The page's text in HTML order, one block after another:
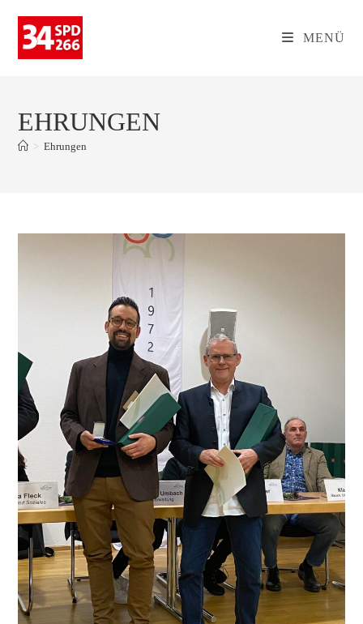
Inhalt
springen
MENÜ
EHRUNGEN
> Ehrungen